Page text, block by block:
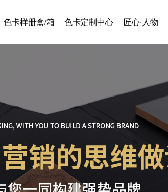
色卡样册盒/箱 色卡定制中心 匠心·人物